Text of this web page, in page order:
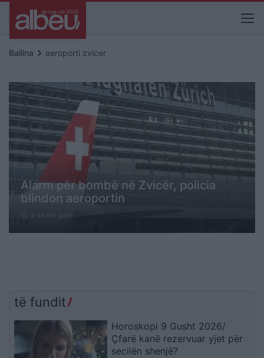
Ballina keyboard_arrow_right aeroporti zvicer
Alarm për bombë në Zvicër, policia
blindon aeroportin
schedule 4 vit me parë
të fundit
Horoskopi 9 Gusht 2026/
Çfarë kanë rezervuar yjet për
secilën shenjë?